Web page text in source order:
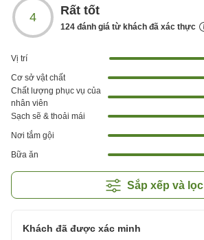
4 Rất tốt
124 đánh giá từ khách đã xác thực
Vị trí
Cơ sở vật chất
Chất lượng phục vụ của
nhân viên
Sạch sẽ & thoải mái
Nơi tắm gội
Bữa ăn
Sắp xếp và lọc
Khách đã được xác minh